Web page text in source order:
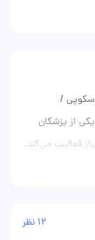
/
از پزشکان
فعالیت می‌کند.
بیماری‌های
همواره با
12 نظر